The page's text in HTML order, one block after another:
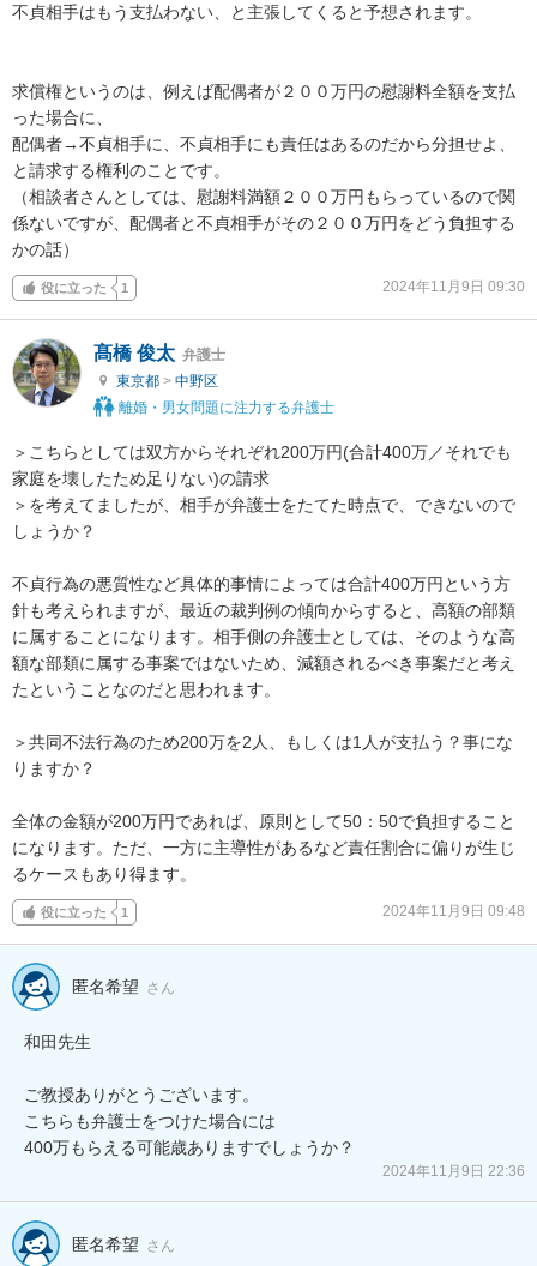
不貞相手はもう支払わない、と主張してくると予想されます。
求償権というのは、例えば配偶者が２００万円の慰謝料全額を支払
った場合に、
配偶者→不貞相手に、不貞相手にも責任はあるのだから分担せよ、
と請求する権利のことです。
（相談者さんとしては、慰謝料満額２００万円もらっているので関
係ないですが、配偶者と不貞相手がその２００万円をどう負担する
かの話）
役に立った 1 2024年11月9日 09:30
髙橋 俊太 弁護士
東京都 > 中野区
離婚・男女問題に注力する弁護士
＞こちらとしては双方からそれぞれ200万円(合計400万／それでも
家庭を壊したため足りない)の請求
＞を考えてましたが、相手が弁護士をたてた時点で、できないので
しょうか？
不貞行為の悪質性など具体的事情によっては合計400万円という方
針も考えられますが、最近の裁判例の傾向からすると、高額の部類
に属することになります。相手側の弁護士としては、そのような高
額な部類に属する事案ではないため、減額されるべき事案だと考え
たということなのだと思われます。
＞共同不法行為のため200万を2人、もしくは1人が支払う？事にな
りますか？
全体の金額が200万円であれば、原則として50：50で負担すること
になります。ただ、一方に主導性があるなど責任割合に偏りが生じ
るケースもあり得ます。
役に立った 1 2024年11月9日 09:48
匿名希望 さん
和田先生
ご教授ありがとうございます。
こちらも弁護士をつけた場合には
400万もらえる可能歳ありますでしょうか？
2024年11月9日 22:36
匿名希望 さん